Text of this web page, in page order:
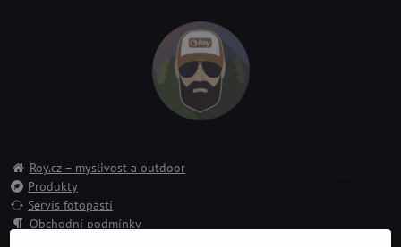
Roy.cz – myslivost a outdoor
Produkty
Servis fotopastí
Obchodní podmínky